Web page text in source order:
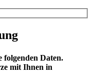
Daten.
mit Ihnen in